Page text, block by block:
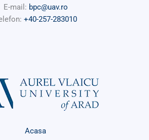
E-mail: bpc@uav.ro
+40-257-283010
Acasa